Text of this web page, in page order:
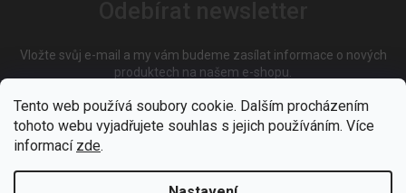
Tento web používá soubory cookie. Dalším procházením
tohoto webu vyjadřujete souhlas s jejich používáním. Více
informací zde.
Vložte svůj e-mail a my vám budeme zasílat informace o nových
produktech na našem e-shopu.
E-mail